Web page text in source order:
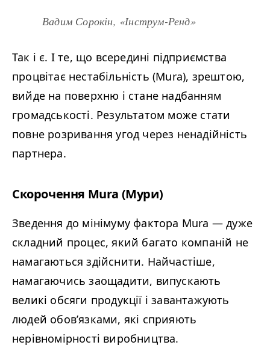
Вадим Сорокін, «Інструм-Ренд»
Так і є. І те, що всередині підприємства
процвітає нестабільність (Mura), зрештою,
вийде на поверхню і стане надбанням
громадськості. Результатом може стати
повне розривання угод через ненадійність
партнера.
Скорочення Mura (Мури)
Зведення до мінімуму фактора Mura —дуже
складний процес, який багато компаній не
намагаються здійснити. Найчастіше,
намагаючись заощадити, випускають
великі обсяги продукції і завантажують
людей обов’язками, які сприяють
нерівномірності виробництва.